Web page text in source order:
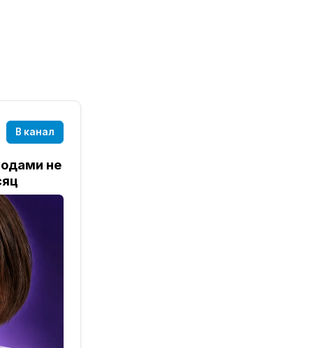
В канал
не